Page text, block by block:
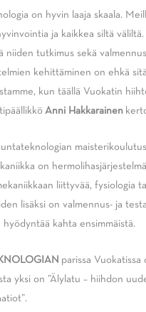
on hyvin laaja skaala.
ja kaikkea siltä väliltä.
niiden tutkimus sekä
kehittäminen on ehkä
kun täällä Vuokatin
Anni Hakkarainen
on
liittyvää, fysiologia
lisäksi on valmennus- ja
kahta ensimmäistä.
parissa
yksi on ”Älylatu – hiihdon